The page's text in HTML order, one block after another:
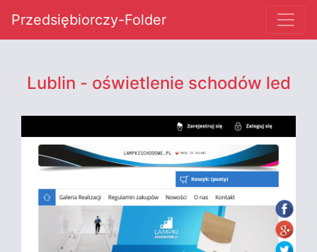
Przedsiębiorczy-Folder
Lublin - oświetlenie schodów led